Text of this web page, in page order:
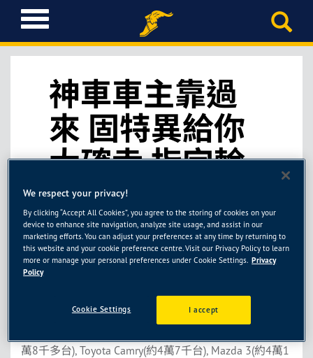
T
o
g
t
i
o
n
神車車主靠過
來 固特異給你
大確幸 指定輪
胎第二條六折!
過去幾年的車市銷售、消費偏好都有不小的變化，過去
五年累計的暢銷”神車”車型，您知道是哪些嗎? 根據第
別2013-2017年銷量加總的排名(以下僅列出大於兩萬台
車型)，分別是Toyota Altis (約20萬8千台), Toyota
萬8千多台), Toyota Camry(約4萬7千台), Mazda 3(約4萬1
We respect your privacy!
By clicking “Accept All Cookies”, you agree to the storing of cookies on your
device to enhance site navigation, analyze site usage, and assist in our
marketing efforts. You can adjust your preferences at any time by returning to
this website and your cookie preference centre. Visit our Privacy Policy to learn
more or manage your personal preferences under Cookie Settings. Privacy
Policy
I accept
Cookie Settings